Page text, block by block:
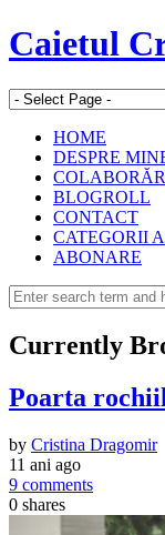
Caietul
HOME
DESPRE
BLOGROLL
CONTACT
CATEGORII
ABONARE
Currently
Poarta
by Cristina Dragomir
11 ani ago
9 comments
0 shares